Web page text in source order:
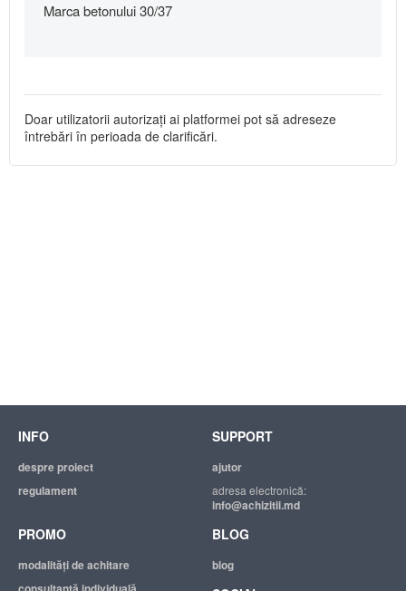
Marca betonului 30/37
Doar utilizatorii autorizați ai platformei pot să adreseze
întrebări în perioada de clarificări.
INFO
despre proiect
regulament
SUPPORT
ajutor
adresa electronică:
info@achizitii.md
PROMO
modalităţi de achitare
BLOG
blog